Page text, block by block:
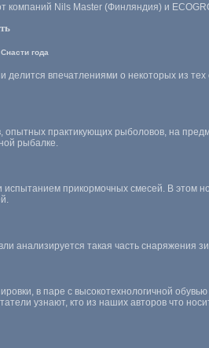
компаний Nils Master (Финляндия) и
года
впечатлениями о некоторых из тех
опытных практикующих рыболовов, на
рыбалке.
испытанием прикормочных смесей. В этом
анализируется такая часть снаряжения
в паре с высокотехнологичной
узнают, кто из наших авторов что